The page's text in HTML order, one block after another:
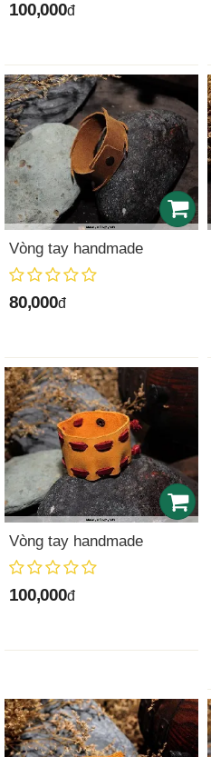
100,000đ
Vòng tay handmade
80,000đ
Vòng tay handmade
100,000đ